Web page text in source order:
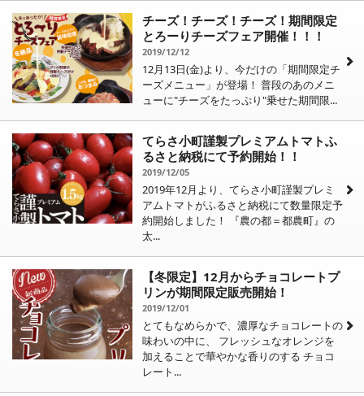
チーズ！チーズ！チーズ！期間限定
とろーりチーズフェア開催！！！
2019/12/12
12月13日(金)より、今だけの「期間限定チ
ーズメニュー」が登場！ 普段のあのメニ
ューに"チーズをたっぷり"乗せた期間限...
てらさ小町謹製プレミアムトマトふ
るさと納税にて予約開始！！
2019/12/05
2019年12月より、てらさ小町謹製プレミ
アムトマトがふるさと納税にて数量限定予
約開始しました！ 『農の都＝都農町』の
太...
【冬限定】12月からチョコレートプ
リンが期間限定販売開始！
2019/12/01
とてもなめらかで、濃厚なチョコレートの
味わいの中に、 フレッシュなオレンジを
加えることで華やかな香りのする チョコ
レート...